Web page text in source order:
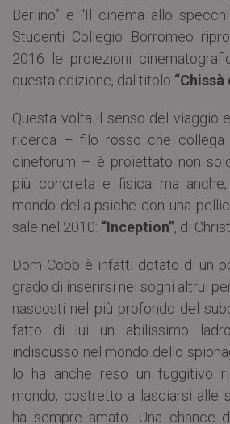
Berlino” e “Il cinema allo
Studenti Collegio Borromeo
2016 le proiezioni
questa edizione, dal titolo
Questa volta il senso del viaggio
ricerca – filo rosso che collega
cineforum – è proiettato non
più concreta e fisica ma
mondo della psiche con una
sale nel 2010: “Inception”, di
Dom Cobb è infatti dotato di un
grado di inserirsi nei sogni altrui
nascosti nel più profondo del
fatto di lui un abilissimo
indiscusso nel mondo dello
lo ha anche reso un fuggitivo
mondo, costretto a lasciarsi alle
ha sempre amato. Una chance